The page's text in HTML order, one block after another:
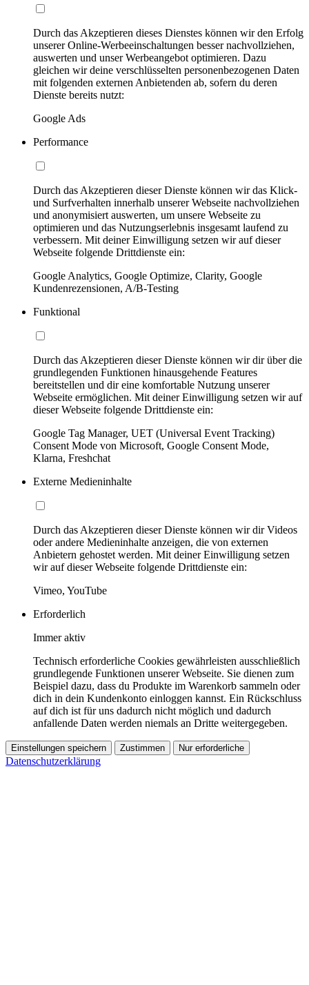
Durch das Akzeptieren dieses Dienstes können wir den Erfolg
unserer Online-Werbeeinschaltungen besser nachvollziehen,
auswerten und unser Werbeangebot optimieren. Dazu
gleichen wir deine verschlüsselten personenbezogenen Daten
mit folgenden externen Anbietenden ab, sofern du deren
Dienste bereits nutzt:
Google Ads
Performance
Durch das Akzeptieren dieser Dienste können wir das Klick-
und Surfverhalten innerhalb unserer Webseite nachvollziehen
und anonymisiert auswerten, um unsere Webseite zu
optimieren und das Nutzungserlebnis insgesamt laufend zu
verbessern. Mit deiner Einwilligung setzen wir auf dieser
Webseite folgende Drittdienste ein:
Google Analytics, Google Optimize, Clarity, Google
Kundenrezensionen, A/B-Testing
Funktional
Durch das Akzeptieren dieser Dienste können wir dir über die
grundlegenden Funktionen hinausgehende Features
bereitstellen und dir eine komfortable Nutzung unserer
Webseite ermöglichen. Mit deiner Einwilligung setzen wir auf
dieser Webseite folgende Drittdienste ein:
Google Tag Manager, UET (Universal Event Tracking)
Consent Mode von Microsoft, Google Consent Mode,
Klarna, Freshchat
Externe Medieninhalte
Durch das Akzeptieren dieser Dienste können wir dir Videos
oder andere Medieninhalte anzeigen, die von externen
Anbietern gehostet werden. Mit deiner Einwilligung setzen
wir auf dieser Webseite folgende Drittdienste ein:
Vimeo, YouTube
Erforderlich
Immer aktiv
Technisch erforderliche Cookies gewährleisten ausschließlich
grundlegende Funktionen unserer Webseite. Sie dienen zum
Beispiel dazu, dass du Produkte im Warenkorb sammeln oder
dich in dein Kundenkonto einloggen kannst. Ein Rückschluss
auf dich ist für uns dadurch nicht möglich und dadurch
anfallende Daten werden niemals an Dritte weitergegeben.
Einstellungen speichern Zustimmen Nur erforderliche
Datenschutzerklärung